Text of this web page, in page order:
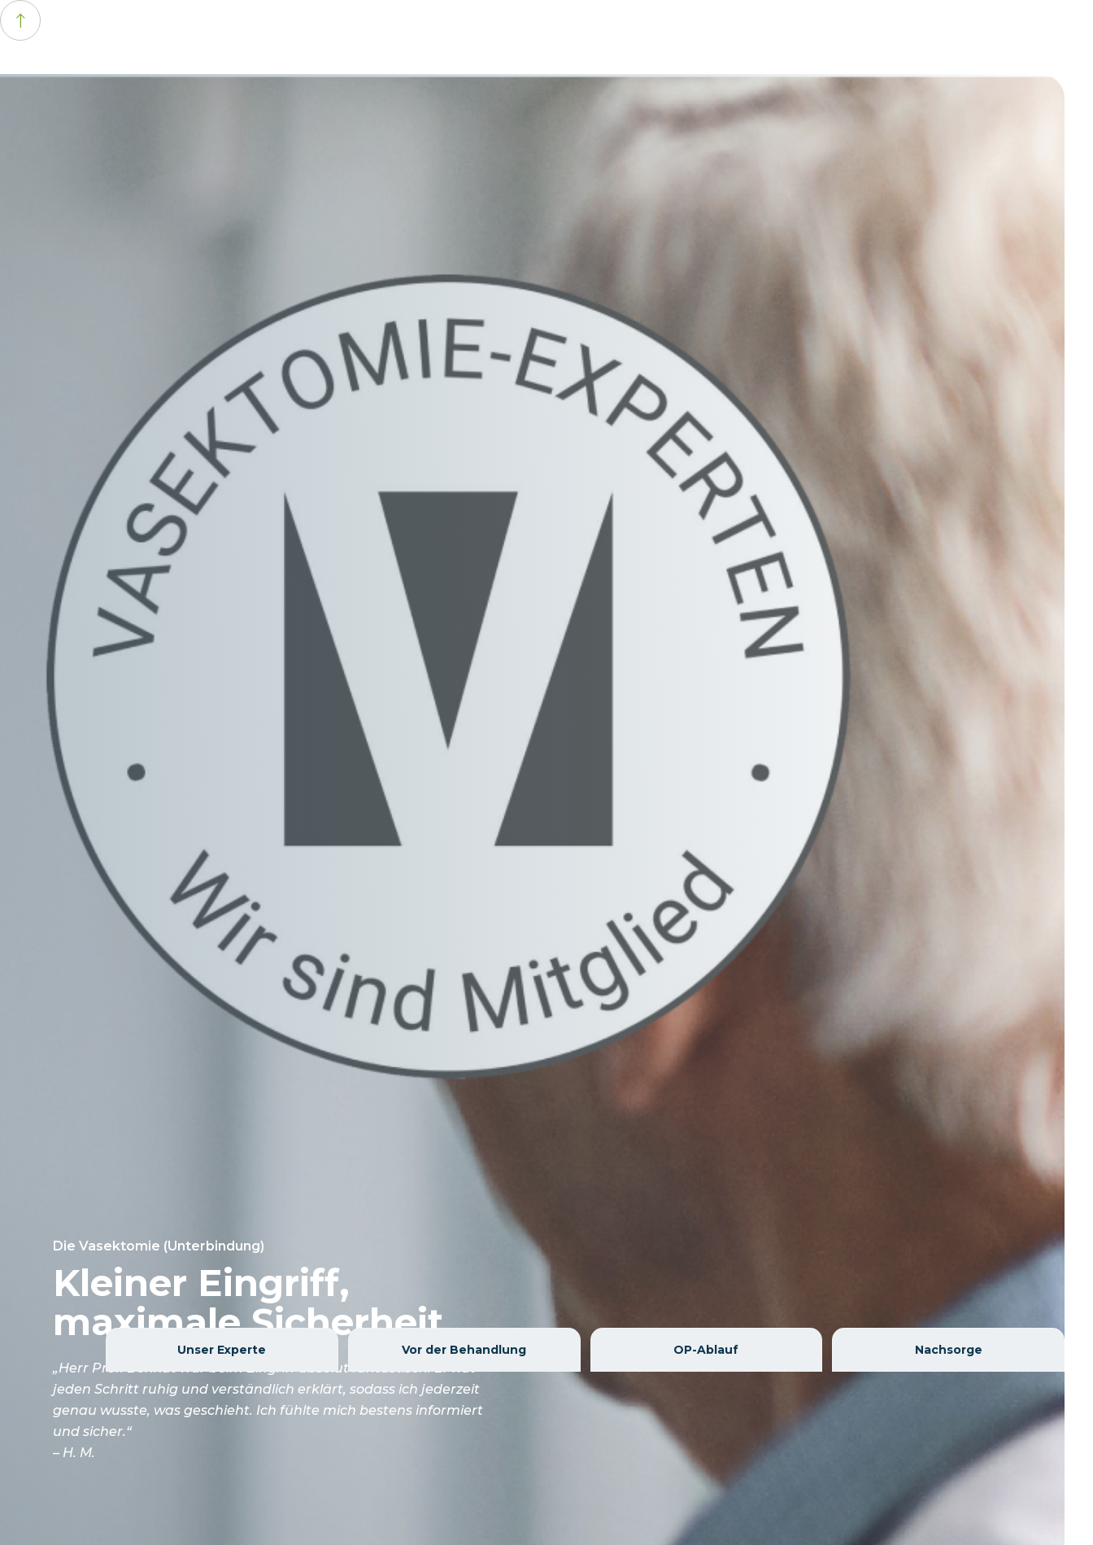
Die Vasektomie (Unterbindung)
Kleiner Eingriff,
maximale Sicherheit
„Herr Prof. Bonkat war beim Eingriff absolut fantastisch. Er hat
jeden Schritt ruhig und verständlich erklärt, sodass ich jederzeit
genau wusste, was geschieht. Ich fühlte mich bestens informiert
und sicher.“
– H. M.
Unser Experte Vor der Behandlung OP-Ablauf Nachsorge